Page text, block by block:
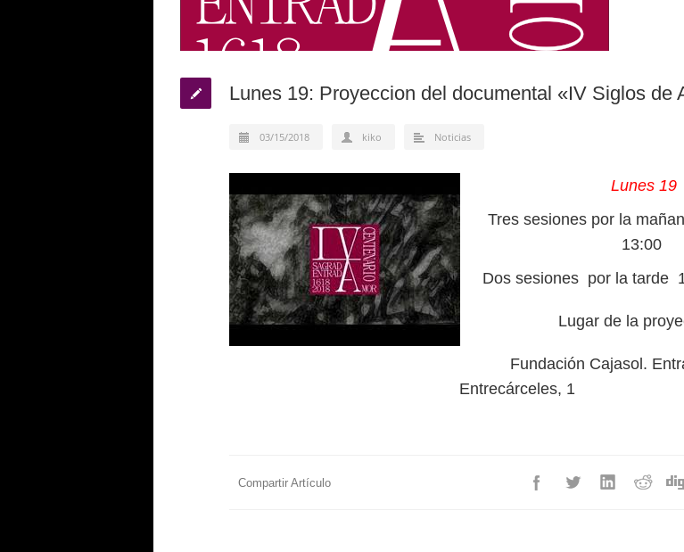
Lunes 19: Proyeccion del documental «IV Siglos de
03/15/2018 kiko Noticias
Lunes 19
Tres sesiones por la
13:00
Dos sesiones por la tarde
Lugar de la
Fundación Cajasol.
Entrecárceles, 1
Compartir Artículo